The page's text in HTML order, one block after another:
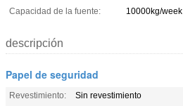
Capacidad de la fuente:
10000kg/week
descripción
Papel de seguridad
Revestimiento:
Sin revestimiento